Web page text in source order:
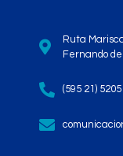
Ruta
Fernando
(595 21)